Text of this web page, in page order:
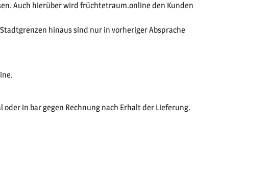
Auch hierüber wird früchtetraum.online den Kunden
hinaus sind nur in vorheriger Absprache
in bar gegen Rechnung nach Erhalt der Lieferung.